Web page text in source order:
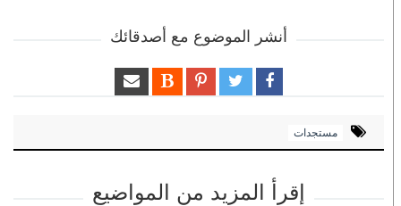
أنشر الموضوع مع أصدقائك
مستجدات
إقرأ المزيد من المواضيع